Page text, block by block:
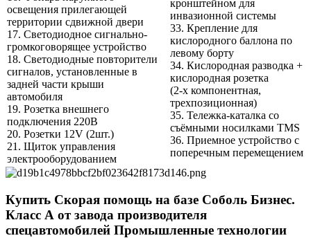
освещения прилегающей
территории сдвижной двери
17. Светодиодное сигнально-
громкоговорящее устройство
18. Светодиодные повторители
сигналов, установленные в
задней части крыши
автомобиля
19. Розетка внешнего
подключения 220В
20. Розетки 12V (2шт.)
21. Щиток управления
электрооборудованием
кронштейном для
инвазионной системы
33. Крепление для
кислородного баллона по
левому борту
34. Кислородная разводка +
кислородная розетка
(2-х компонентная,
трехпозиционная)
35. Тележка-каталка со
съёмными носилками TMS
36. Приемное устройство с
поперечным перемещением
Купить Скорая помощь на базе Соболь Бизнес.
Класс А от завода производителя
спецавтомобилей Промышленные технологии